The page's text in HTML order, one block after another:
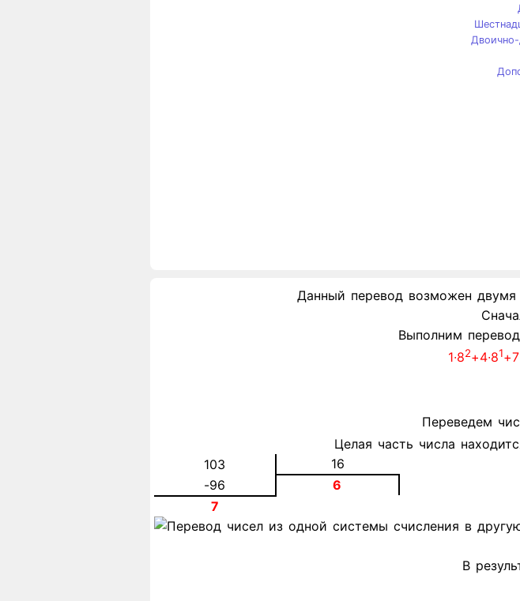
Двоично-
Данный перевод возможен
Выполним
1∙82+4∙81
Переведем
Целая часть числа
103
16
-96
6
7
В